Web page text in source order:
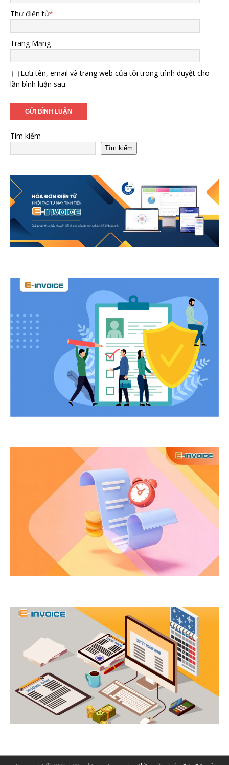
Thư điện tử*
Trang Mạng
Lưu tên, email và trang web của tôi trong trình duyệt cho
lần bình luận sau.
Tìm kiếm
Tìm kiếm